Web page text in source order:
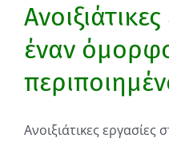
έναν
Ανοιξιάτικες εργασίες